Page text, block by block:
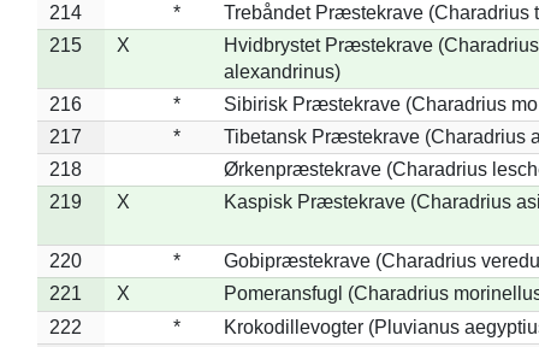
214
*
Trebåndet Præstekrave (Charadrius
215
X
Hvidbrystet Præstekrave (Charadrius
alexandrinus)
216
*
Sibirisk Præstekrave (Charadrius
217
*
Tibetansk Præstekrave (Charadrius
218
Ørkenpræstekrave (Charadrius
219
X Kaspisk Præstekrave (Charadrius
220 *
Gobipræstekrave (Charadrius
221
X
Pomeransfugl (Charadrius
222
*
Krokodillevogter (Pluvianus